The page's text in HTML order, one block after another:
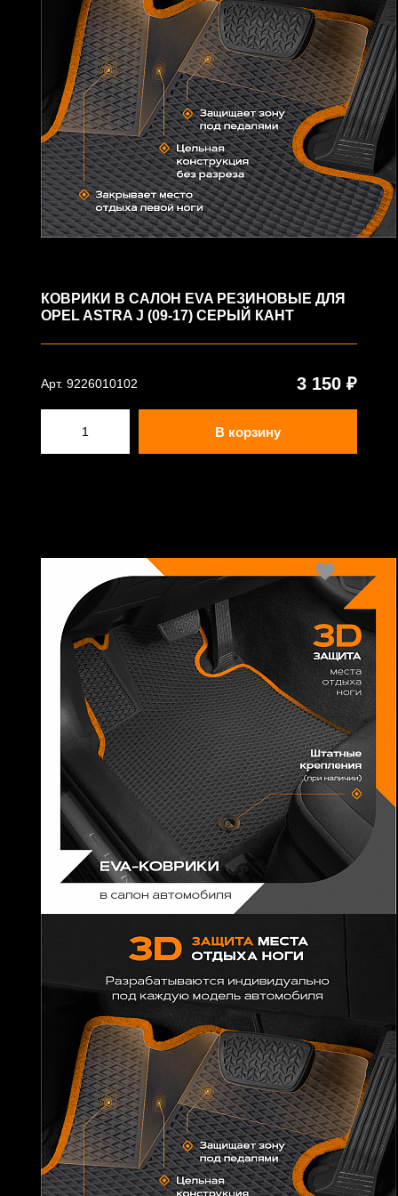
КОВРИКИ В САЛОН EVA РЕЗИНОВЫЕ ДЛЯ
OPEL ASTRA J (09-17) СЕРЫЙ КАНТ
Арт. 9226010102 3 150 ₽
В корзину